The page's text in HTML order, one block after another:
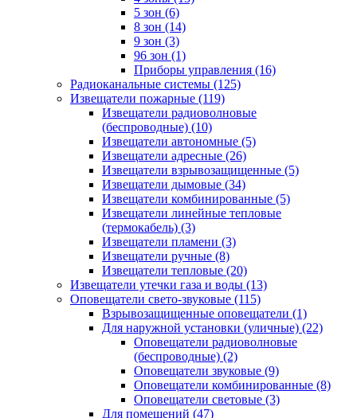
5 зон (6)
8 зон (14)
9 зон (3)
96 зон (1)
Приборы управления (16)
Радиоканальные системы (125)
Извещатели пожарные (119)
Извещатели радиоволновые
(беспроводные) (10)
Извещатели автономные (5)
Извещатели адресные (26)
Извещатели взрывозащищенные (5)
Извещатели дымовые (34)
Извещатели комбинированные (5)
Извещатели линейные тепловые
(термокабель) (3)
Извещатели пламени (3)
Извещатели ручные (8)
Извещатели тепловые (20)
Извещатели утечки газа и воды (13)
Оповещатели свето-звуковые (115)
Взрывозащищенные оповещатели (1)
Для наружной установки (уличные) (22)
Оповещатели радиоволновые
(беспроводные) (2)
Оповещатели звуковые (9)
Оповещатели комбинированные (8)
Оповещатели световые (3)
Для помещений (47)